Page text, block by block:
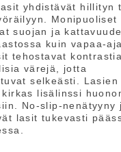
yhdistävät hillityn
Monipuoliset
suojan ja
kuin vapaa-
tehostavat
värejä, jotta
selkeästi. Lasien
lisälinssi
No-slip-nenätyyny
lasit tukevasti